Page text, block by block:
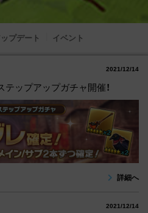
プデート イベント
2021/12/14
テップアップガチャ開催！
詳細へ
2021/12/14